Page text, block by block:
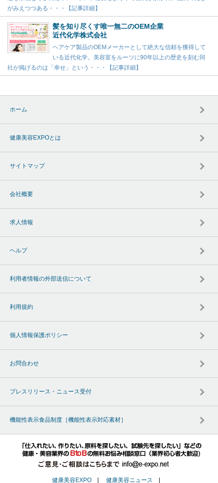
がみえつつある・・・【記事詳細】
髪を知り尽くす唯一無二のOEM企業
近代化学株式会社
ヘアケア製品のOEMメーカーとして絶大な信頼を獲得して
いる近代化学。美容室をルーツに90年以上の歴史を刻む同
社が掲げるのは「幸せ」という・・・【記事詳細】
ホーム
健康美容EXPOとは
サイトマップ
会社概要
求人情報
ヘルプ
利用者情報の外部送信について
利用規約
個人情報保護ポリシー
お問合わせ
プレスリリース・ニュース受付
機能性表示食品制度［機能性表示対応素材］
健康美容EXPO | 健康美容ニュース |